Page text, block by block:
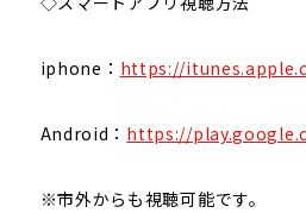
iphone： https://
Android： https://
※市外からも視聴可能です。